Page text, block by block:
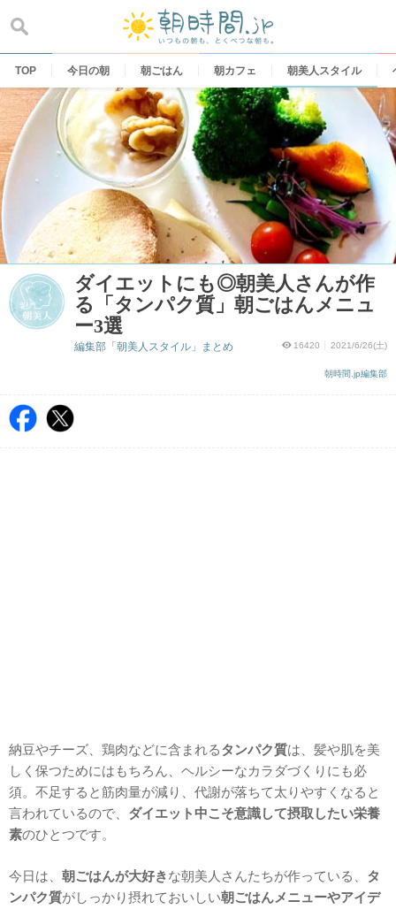
content
TOP 今日の朝 朝ごはん 朝カフェ 朝美人スタイル
ダイエットにも◎朝美人さんが作
る「タンパク質」朝ごはんメニュ
ー3選
16420 2021/6/26(土)
朝時間.jp編集部
編集部「朝美人スタイル」まとめ
納豆やチーズ、鶏肉などに含まれるタンパク質は、髪や肌を美
しく保つためにはもちろん、ヘルシーなカラダづくりにも必
須。不足すると筋肉量が減り、代謝が落ちて太りやすくなると
言われているので、 ダイエット中こそ意識して摂取したい栄養
素のひとつです。
今日は、 朝ごはんが大好きな朝美人さんたちが作っている、 タ
ンパク質がしっかり摂れておいしい朝ごはんメニューやアイデ